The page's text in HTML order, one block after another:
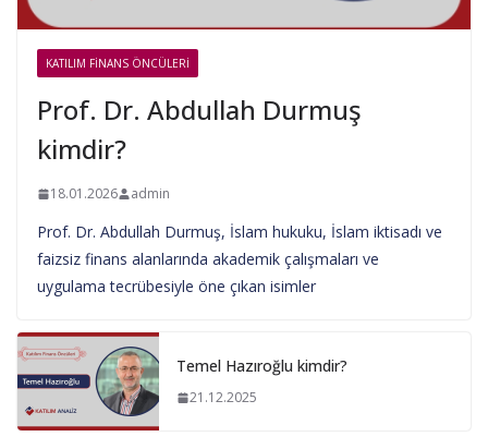
KATILIM FINANS ÖNCÜLERI
Prof. Dr. Abdullah Durmuş
kimdir?
18.01.2026 admin
Prof. Dr. Abdullah Durmuş, İslam hukuku, İslam iktisadı ve
faizsiz finans alanlarında akademik çalışmaları ve
uygulama tecrübesiyle öne çıkan isimler
Temel Hazıroğlu kimdir?
21.12.2025